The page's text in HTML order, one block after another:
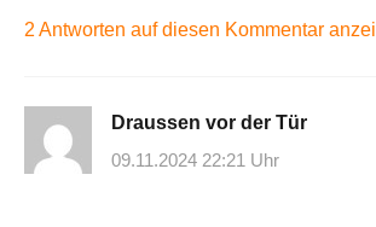
2 Antworten auf diesen Kommentar
Draussen vor der Tür
09.11.2024 22:21 Uhr